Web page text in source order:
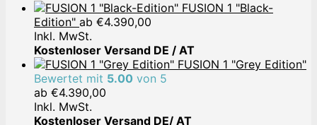
FUSION 1 "Black-
Edition" ab €4.390,00
Inkl. MwSt.
Kostenloser Versand DE / AT
FUSION 1 "Grey Edition"
Bewertet mit 5.00 von 5
ab €4.390,00
Inkl. MwSt.
Kostenloser Versand DE/ AT